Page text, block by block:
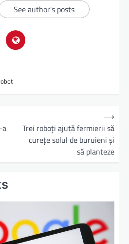
See author's posts
a
Trei roboţi ajută fermierii să
cureţe solul de buruieni şi
să planteze
⟶